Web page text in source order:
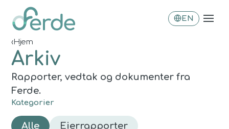
EN
‹Hjem
Arkiv
Rapporter, vedtak og dokumenter fra
Ferde.
Kategorier
Alle
Eierrapporter